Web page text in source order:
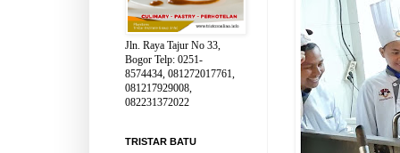
Jln. Raya Tajur No 33,
Bogor Telp: 0251-
8574434, 081272017761,
081217929008,
082231372022
TRISTAR BATU